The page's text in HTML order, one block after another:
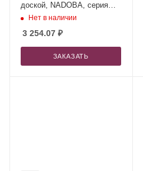
доской, NADOBA, серия
OLIVIA
Нет в наличии
3 254.07 ₽
ЗАКАЗАТЬ